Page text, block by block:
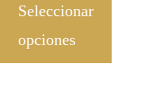
Seleccionar
opciones